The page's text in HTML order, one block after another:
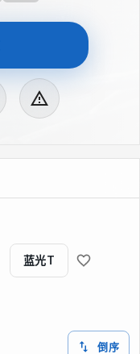
蓝光T
倒序